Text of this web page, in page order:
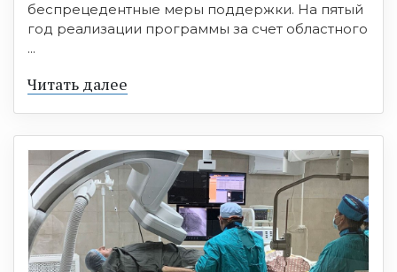
беспрецедентные меры поддержки. На пятый
год реализации программы за счет областного
...
Читать далее